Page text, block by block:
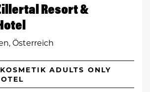
Resort &
Österreich
ADULTS ONLY